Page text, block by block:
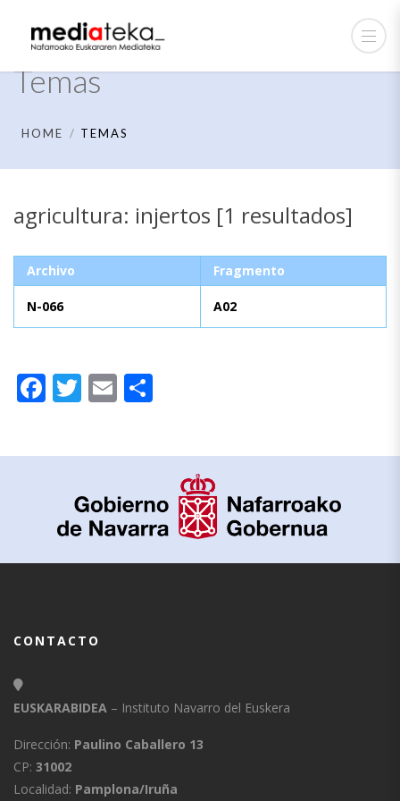
Temas
HOME TEMAS
agricultura: injertos [1 resultados]
Archivo Fragmento
N-066 A02
Facebook
Twitter
Email
CONTACTO
EUSKARABIDEA – Instituto Navarro del Euskera
Dirección: Paulino Caballero 13
CP: 31002
Localidad: Pamplona/Iruña